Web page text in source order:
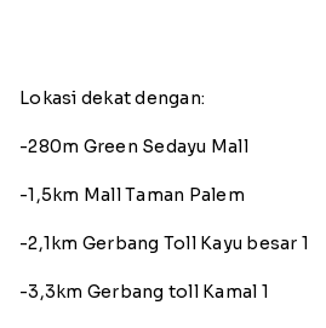
Lokasi dekat dengan:
-280m Green Sedayu Mall
-1,5km Mall Taman Palem
-2,1km Gerbang Toll Kayu besar 1
-3,3km Gerbang toll Kamal 1